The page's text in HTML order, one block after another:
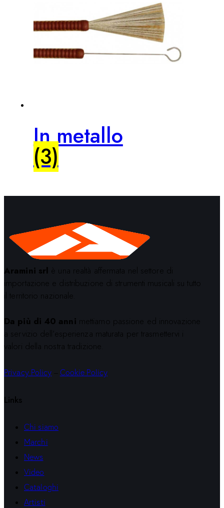
In metallo
(3)
Aramini srl è una realtà affermata nel settore di
importazione e distribuzione di strumenti musicali su tutto
il territorio nazionale.
Da più di 40 anni mettiamo passione ed innovazione
a servizio dell’esperienza maturata per trasmettervi i
valori della nostra tradizione.
Privacy Policy Cookie Policy
Links
Chi siamo
Marchi
News
Video
Cataloghi
Artisti